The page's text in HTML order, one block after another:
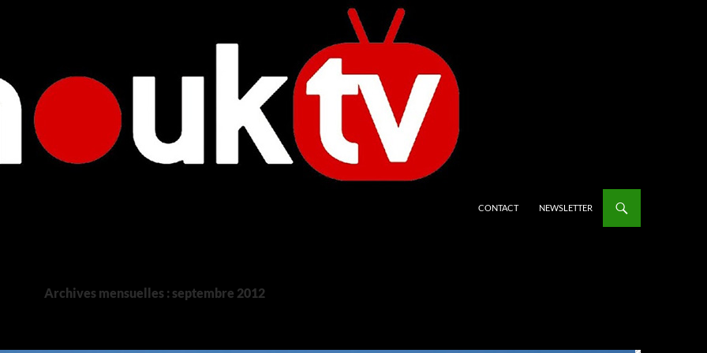
CONTACT NEWSLETTER
Archives mensuelles : septembre 2012